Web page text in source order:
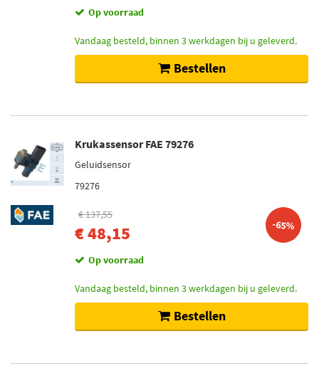
Op voorraad
Vandaag besteld, binnen 3 werkdagen bij u geleverd.
Bestellen
Krukassensor FAE 79276
Geluidsensor
79276
€ 137,55
€ 48,15 -65%
Op voorraad
Vandaag besteld, binnen 3 werkdagen bij u geleverd.
Bestellen